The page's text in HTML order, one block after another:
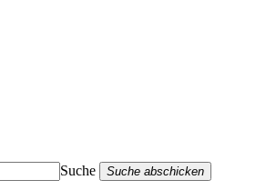
Suche
Suche abschicken